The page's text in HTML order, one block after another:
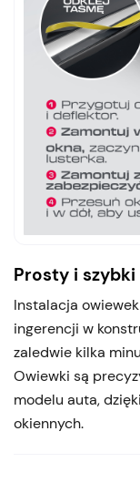
Prosty i
Instalacja
ingerencji w
zaledwie kilka
Owiewki są
modelu auta,
okiennych.